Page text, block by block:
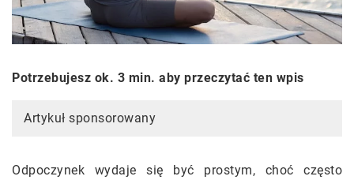
Potrzebujesz ok. 3 min. aby przeczytać ten wpis
Artykuł sponsorowany
Odpoczynek wydaje się być prostym, choć często